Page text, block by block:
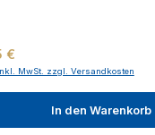
Preis:
€
MwSt. zzgl. Versandkosten
In den Warenkorb